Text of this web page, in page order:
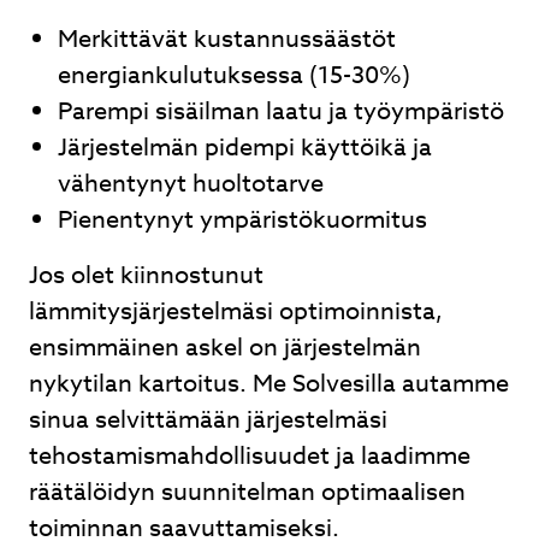
Merkittävät kustannussäästöt
energiankulutuksessa (15-30%)
Parempi sisäilman laatu ja työympäristö
Järjestelmän pidempi käyttöikä ja
vähentynyt huoltotarve
Pienentynyt ympäristökuormitus
Jos olet kiinnostunut
lämmitysjärjestelmäsi optimoinnista,
ensimmäinen askel on järjestelmän
nykytilan kartoitus. Me Solvesilla autamme
sinua selvittämään järjestelmäsi
tehostamismahdollisuudet ja laadimme
räätälöidyn suunnitelman optimaalisen
toiminnan saavuttamiseksi.